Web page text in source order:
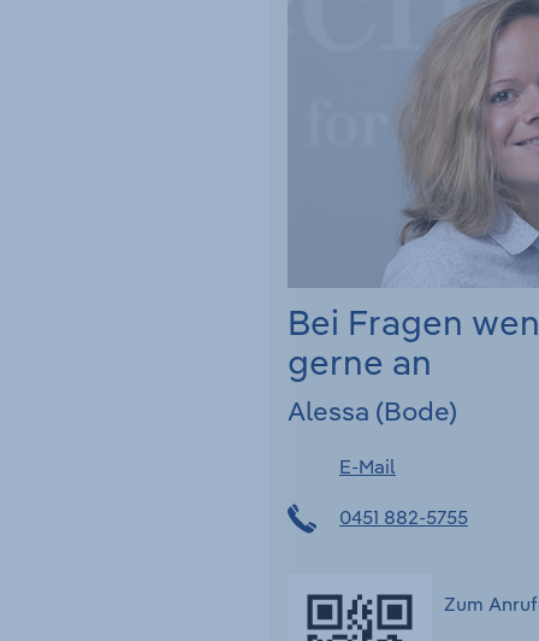
Bei Fragen
gerne an
Alessa (Bode)
E-Mail
0451 882-5755
Zum